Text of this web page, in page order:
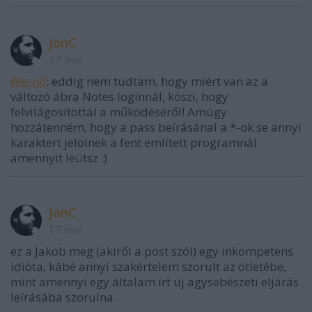
JonC
@ern0: eddig nem tudtam, hogy miért van az a
változó ábra Notes loginnál, köszi, hogy
felvilágosítottál a működéséről! Amúgy
hozzátenném, hogy a pass beírásánal a *-ok se annyi
karaktert jelölnek a fent említett programnál
amennyit leütsz :)
JonC
ez a Jakob meg (akiről a post szól) egy inkompetens
idióta, kábé annyi szakértelem szorult az ötletébe,
mint amennyi egy általam írt új agysebészeti eljárás
leírásába szorulna.